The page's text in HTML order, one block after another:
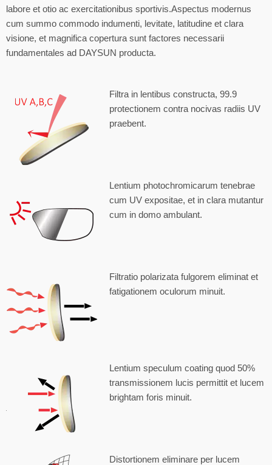
labore et otio ac exercitationibus sportivis.Aspectus modernus
cum summo commodo indumenti, levitate, latitudine et clara
visione, et magnifica copertura sunt factores necessarii
fundamentales ad DAYSUN producta.
Filtra in lentibus constructa, 99.9
protectionem contra nocivas radiis UV
praebent.
Lentium photochromicarum tenebrae
cum UV expositae, et in clara mutantur
cum in domo ambulant.
Filtratio polarizata fulgorem eliminat et
fatigationem oculorum minuit.
Lentium speculum coating quod 50%
transmissionem lucis permittit et lucem
brightam foris minuit.
Distortionem eliminare per lucem